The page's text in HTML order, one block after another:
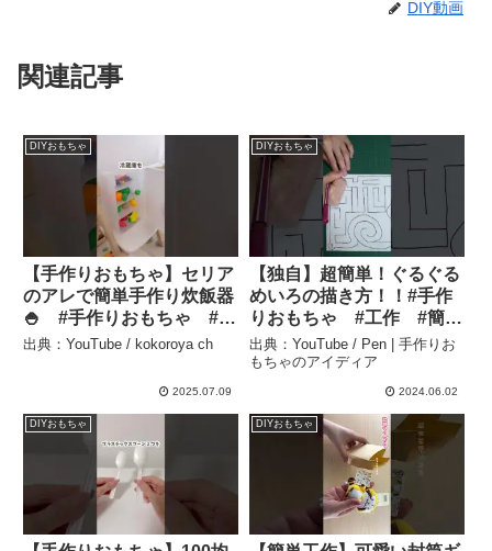
DIY動画
関連記事
DIYおもちゃ
【手作りおもちゃ】セリア
のアレで簡単手作り炊飯器
🍚 #手作りおもちゃ #保
育 – kokoroya ch
出典：YouTube / kokoroya ch
2025.07.09
DIYおもちゃ
【独自】超簡単！ぐるぐる
めいろの描き方！！#手作
りおもちゃ #工作 #簡
単 #仕掛け #仕組み #
知育玩具 – Pen | 手作りお
もちゃのアイディア
出典：YouTube / Pen | 手作りお
もちゃのアイディア
2024.06.02
DIYおもちゃ DIYおもちゃ